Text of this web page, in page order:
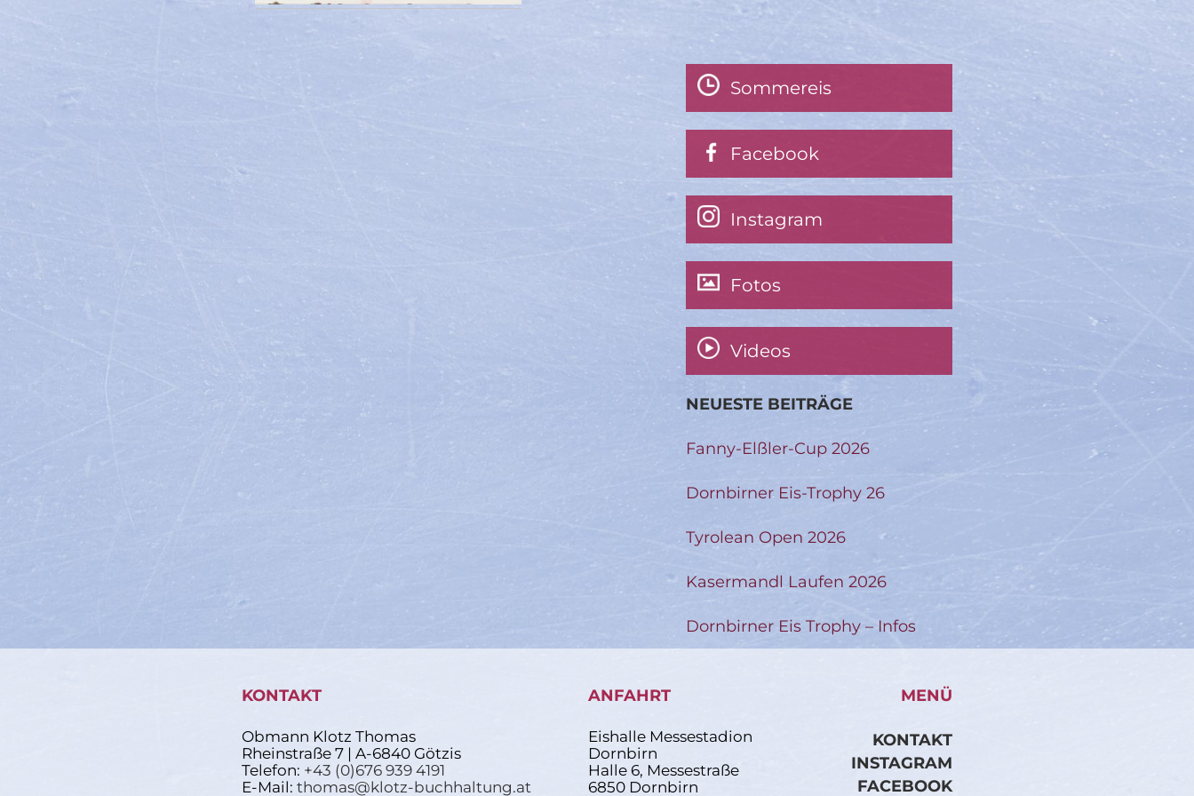
Sommereis
Facebook
Instagram
Fotos
Videos
NEUESTE BEITRÄGE
Fanny-Elßler-Cup 2026
Dornbirner Eis-Trophy 26
Tyrolean Open 2026
Kasermandl Laufen 2026
Dornbirner Eis Trophy – Infos
KONTAKT
Obmann Klotz Thomas
Rheinstraße 7 | A-6840 Götzis
Telefon: +43 (0)676 939 4191
E-Mail: thomas@klotz-buchhaltung.at
ANFAHRT
Eishalle Messestadion
Dornbirn
Halle 6, Messestraße
6850 Dornbirn
MENÜ
KONTAKT
INSTAGRAM
FACEBOOK